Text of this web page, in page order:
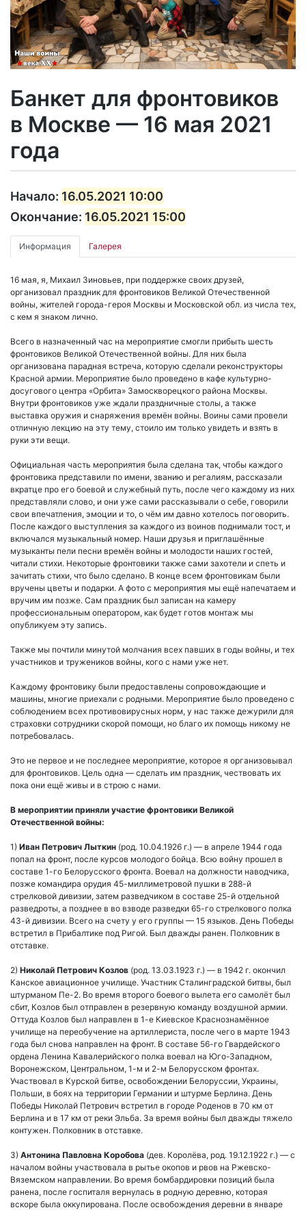
Банкет для фронтовиков
в Москве — 16 мая 2021
года
Начало: 16.05.2021 10:00
Окончание: 16.05.2021 15:00
Информация Галерея
16 мая, я, Михаил Зиновьев, при поддержке своих друзей,
организовал праздник для фронтовиков Великой Отечественной
войны, жителей города-героя Москвы и Московской обл. из числа тех,
с кем я знаком лично.
Всего в назначенный час на мероприятие смогли прибыть шесть
фронтовиков Великой Отечественной войны. Для них была
организована парадная встреча, которую сделали реконструкторы
Красной армии. Мероприятие было проведено в кафе культурно-
досугового центра «Орбита» Замоскворецкого района Москвы.
Внутри фронтовиков уже ждали праздничные столы, а также
выставка оружия и снаряжения времён войны. Воины сами провели
отличную лекцию на эту тему, стоило им только увидеть и взять в
руки эти вещи.
Официальная часть мероприятия была сделана так, чтобы каждого
фронтовика представили по имени, званию и регалиям, рассказали
вкратце про его боевой и служебный путь, после чего каждому из них
представляли слово, и они уже сами рассказывали о себе, говорили
свои впечатления, эмоции и то, о чём им давно хотелось поговорить.
После каждого выступления за каждого из воинов поднимали тост, и
включался музыкальный номер. Наши друзья и приглашённые
музыканты пели песни времён войны и молодости наших гостей,
читали стихи. Некоторые фронтовики также сами захотели и спеть и
зачитать стихи, что было сделано. В конце всем фронтовикам были
вручены цветы и подарки. А фото с мероприятия мы ещё напечатаем и
вручим им позже. Сам праздник был записан на камеру
профессиональным оператором, как будет готов монтаж мы
опубликуем эту запись.
Также мы почтили минутой молчания всех павших в годы войны, и тех
участников и тружеников войны, кого с нами уже нет.
Каждому фронтовику были предоставлены сопровождающие и
машины, многие приехали с родными. Мероприятие было проведено с
соблюдением всех противовирусных норм, у нас также дежурили для
страховки сотрудники скорой помощи, но благо их помощь никому не
потребовалась.
Это не первое и не последнее мероприятие, которое я организовывал
для фронтовиков. Цель одна — сделать им праздник, чествовать их
пока они ещё живы и в строю с нами.
В мероприятии приняли участие фронтовики Великой
Отечественной войны:
1) Иван Петрович Лыткин (род. 10.04.1926 г.) — в апреле 1944 года
попал на фронт, после курсов молодого бойца. Всю войну прошел в
составе 1-го Белорусского фронта. Воевал на должности наводчика,
позже командира орудия 45-миллиметровой пушки в 288-й
стрелковой дивизии, затем разведчиком в составе 25-й отдельной
разведроты, а позднее в во взводе разведки 65-го стрелкового полка
43-й дивизии. Всего на счету у его группы — 15 языков. День Победы
встретил в Прибалтике под Ригой. Был дважды ранен. Полковник в
отставке.
2) Николай Петрович Козлов (род. 13.03.1923 г.) — в 1942 г. окончил
Канское авиационное училище. Участник Сталинградской битвы, был
штурманом Пе-2. Во время второго боевого вылета его самолёт был
сбит, Козлов был отправлен в резервную команду воздушной армии.
Оттуда Козлов был направлен в 1-е Киевское Краснознамённое
училище на переобучение на артиллериста, после чего в марте 1943
года был снова направлен на фронт. В составе 56-го Гвардейского
ордена Ленина Кавалерийского полка воевал на Юго-Западном,
Воронежском, Центральном, 1-м и 2-м Белорусском фронтах.
Участвовал в Курской битве, освобождении Белоруссии, Украины,
Польши, в боях на территории Германии и штурме Берлина. День
Победы Николай Петрович встретил в городе Роденов в 70 км от
Берлина и в 17 км от реки Эльба. За время войны был дважды тяжело
контужен. Полковник в отставке.
3) Антонина Павловна Коробова (дев. Королёва, род. 19.12.1922 г.) — с
началом войны участвовала в рытье окопов и рвов на Ржевско-
Вяземском направлении. Во время бомбардировки позиций была
ранена, после госпиталя вернулась в родную деревню, которая
вскоре была оккупирована. После освобождения деревни в январе